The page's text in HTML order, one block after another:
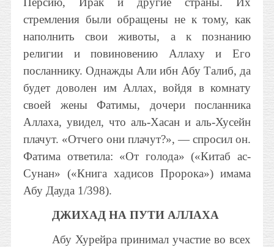
стремления были обращены не к тому, как
наполнить свои животы, а к познанию
религии и повиновению Аллаху и Его
посланнику. Однажды Али ибн Абу Талиб, да
будет доволен им Аллах, войдя в комнату
своей жены Фатимы, дочери посланника
Аллаха, увидел, что аль-Хасан и аль-Хусейн
плачут. «Отчего они плачут?», — спросил он.
Фатима ответила: «От голода» («Китаб ас-
Сунан» («Книга хадисов Пророка») имама
Абу Дауда 1/398).
ДЖИХАД НА ПУТИ АЛЛАХА
Абу Хурейра принимал участие во всех